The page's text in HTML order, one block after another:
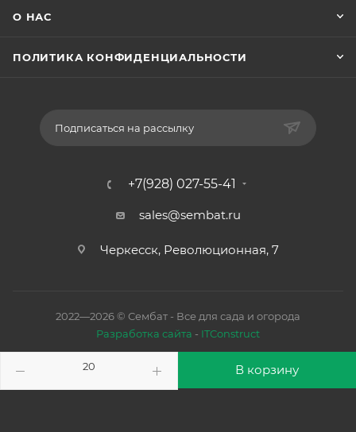
В корзину
О НАС
ПОЛИТИКА КОНФИДЕНЦИАЛЬНОСТИ
Подписаться на рассылку
+7(928) 027-55-41
sales@sembat.ru
Черкесск, Революционная, 7
2022—2026 © Сембат - Все для сада и огорода
Разработка сайта - ITConstruct